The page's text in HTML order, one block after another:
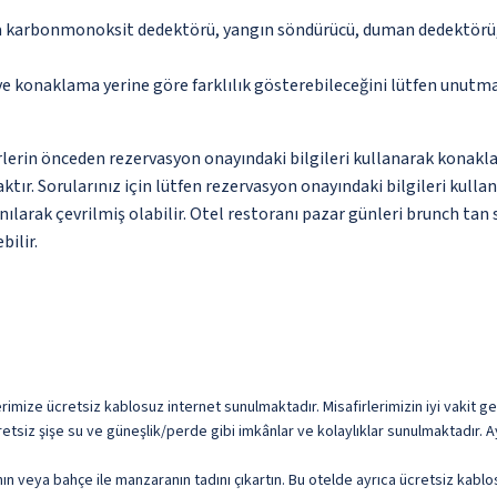
dedektörü, yangın söndürücü, duman
konaklama yerine göre farklılık gösterebileceğini lütfen
önceden rezervasyon onayındaki bilgileri kullanarak
Sorularınız için lütfen rezervasyon onayındaki bilgileri
çevrilmiş olabilir. Otel restoranı pazar günleri brunch tan
ücretsiz kablosuz internet sunulmaktadır. Misafirlerimizin iyi vakit
şişe su ve güneşlik/perde gibi imkânlar ve kolaylıklar
veya bahçe ile manzaranın tadını çıkartın. Bu otelde ayrıca ücretsiz